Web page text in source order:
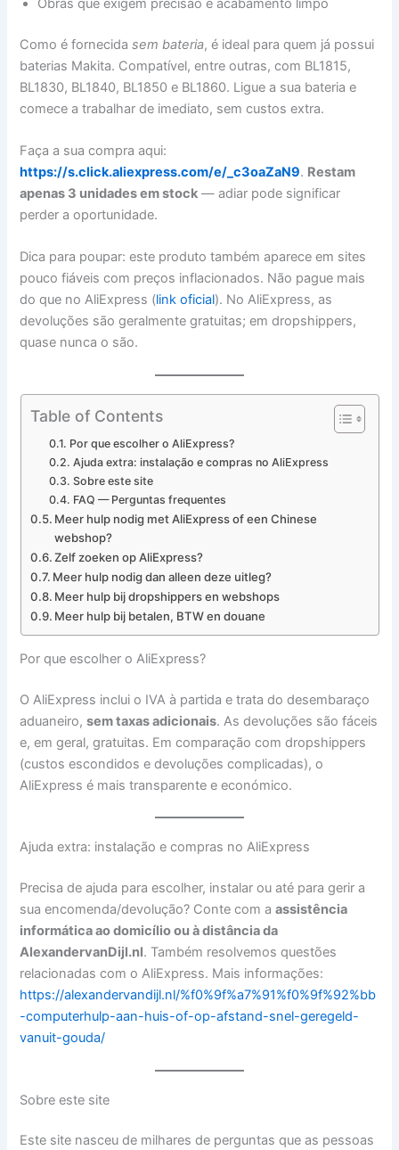
Obras que exigem precisão e acabamento limpo
Como é fornecidasem bateria, é ideal para quem já possui
baterias Makita. Compatível, entre outras, com BL1815,
BL1830, BL1840, BL1850 e BL1860. Ligue a sua bateria e
comece a trabalhar de imediato, sem custos extra.
Faça a sua compra aqui:
https://s.click.aliexpress.com/e/_c3oaZaN9. Restam
apenas 3 unidades em stock — adiar pode significar
perder a oportunidade.
Dica para poupar: este produto também aparece em sites
pouco fiáveis com preços inflacionados. Não pague mais
do que no AliExpress (link oficial). No AliExpress, as
devoluções são geralmente gratuitas; em dropshippers,
quase nunca o são.
Table of Contents
Por que escolher o AliExpress?
Ajuda extra: instalação e compras no AliExpress
Sobre este site
FAQ — Perguntas frequentes
Meer hulp nodig met AliExpress of een Chinese
webshop?
Zelf zoeken op AliExpress?
Meer hulp nodig dan alleen deze uitleg?
Meer hulp bij dropshippers en webshops
Meer hulp bij betalen, BTW en douane
Por que escolher o AliExpress?
O AliExpress inclui o IVA à partida e trata do desembaraço
aduaneiro,sem taxas adicionais. As devoluções são fáceis
e, em geral, gratuitas. Em comparação com dropshippers
(custos escondidos e devoluções complicadas), o
AliExpress é mais transparente e económico.
Ajuda extra: instalação e compras no AliExpress
Precisa de ajuda para escolher, instalar ou até para gerir a
sua encomenda/devolução? Conte com aassistência
informática ao domicílio ou à distância da
AlexandervanDijl.nl. Também resolvemos questões
relacionadas com o AliExpress. Mais informações:
https://alexandervandijl.nl/%f0%9f%a7%91%f0%9f%92%bb
-computerhulp-aan-huis-of-op-afstand-snel-geregeld-
vanuit-gouda/
Sobre este site
Este site nasceu de milhares de perguntas que as pessoas